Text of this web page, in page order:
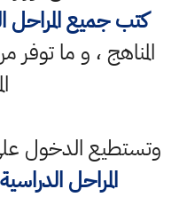
كتب جميع المراحل
المناهج ، و ما توفر
وتستطيع الدخول
المراحل